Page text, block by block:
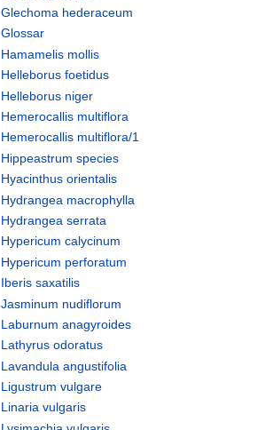
Glechoma hederaceum
Glossar
Hamamelis mollis
Helleborus foetidus
Helleborus niger
Hemerocallis multiflora
Hemerocallis multiflora/1
Hippeastrum species
Hyacinthus orientalis
Hydrangea macrophylla
Hydrangea serrata
Hypericum calycinum
Hypericum perforatum
Iberis saxatilis
Jasminum nudiflorum
Laburnum anagyroides
Lathyrus odoratus
Lavandula angustifolia
Ligustrum vulgare
Linaria vulgaris